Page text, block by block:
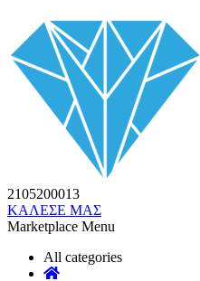
2105200013
ΚΑΛΕΣΕ ΜΑΣ
Marketplace Menu
All categories